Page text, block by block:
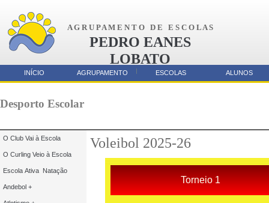
A G R U P A M E N T O D E E S C O L A S
PEDRO EANES
LOBATO
AMORA
Voleibol 2025-26
Torneio 1
O Club Vai à Escola
O Curling Veio à Escola
Escola Ativa Natação
Andebol +
Parcerias
Desporto Escolar
INÍCIO AGRUPAMENTO ESCOLAS ALUNOS